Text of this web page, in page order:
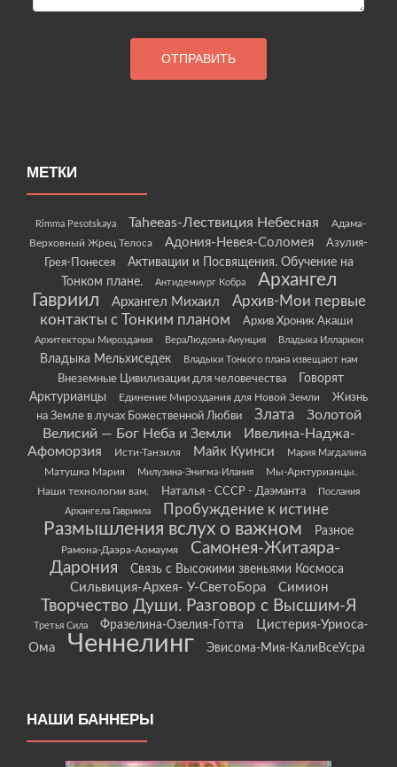
МЕТКИ
Rimma Pesotskaya Taheeas-Лествиция Небесная
Адама-
Верховный Жрец Телоса
Адония-Невея-Соломея
Азулия-
Грея-Понесея
Активации и Посвящения. Обучение на
Тонком плане.
Антидемиург Кобра
Архангел
Гавриил
Архангел Михаил
Архив-Мои первые
контакты с Тонким планом
Архив Хроник Акаши
Архитекторы Мироздания ВераЛюдома-Анунция Владыка Илларион
Владыка Мельхиседек Владыки Тонкого плана извещают нам
Внеземные Цивилизации для человечества
Говорят
Арктурианцы
Единение Мироздания для Новой Земли
Жизнь
на Земле в лучах Божественной Любви
Злата
Золотой
Велисий — Бог Неба и Земли
Ивелина-Наджа-
Афоморзия
Исти-Танзиля Майк Куинси Мария Магдалина
Матушка Мария Милузина-Энигма-Илания
Мы-Арктурианцы.
Наши технологии вам.
Наталья - СССР - Даэманта
Послания
Архангела Гавриила
Пробуждение к истине
Размышления вслух о важном Разное
Рамона-Даэра-Аомаумя
Самонея-Житаяра-
Дарония
Связь с Высокими звеньями Космоса
Сильвиция-Архея- У-СветоБора Симион
Творчество Души. Разговор с Высшим-Я
Третья Сила Фразелина-Озелия-Готта
Цистерия-Уриоса-
Ома
Ченнелинг Эвисома-Мия-КалиВсеУсра
НАШИ БАННЕРЫ